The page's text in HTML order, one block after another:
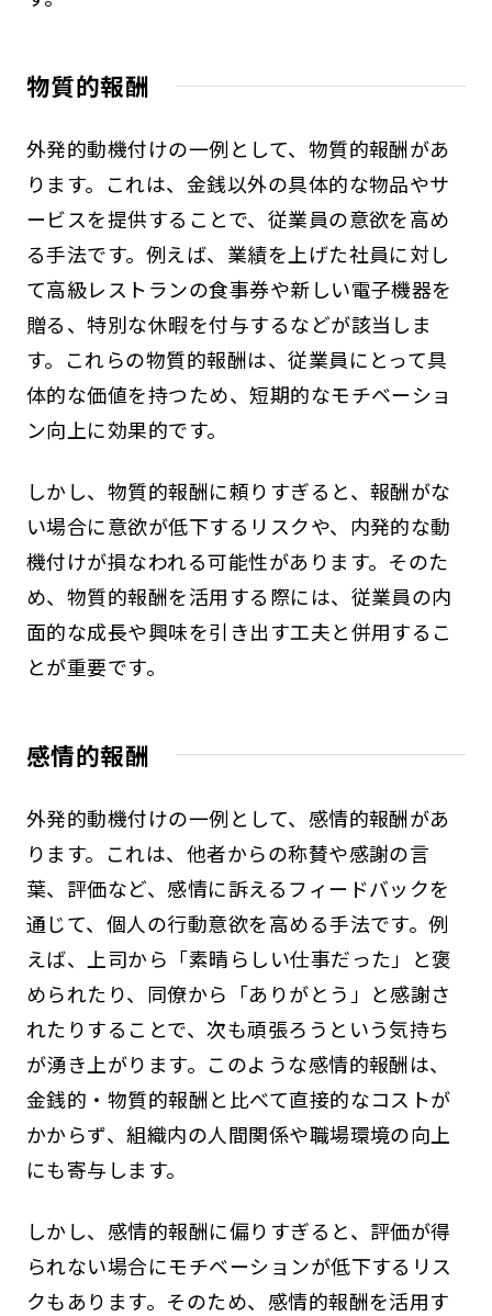
物質的報酬
外発的動機付けの一例として、物質的報酬があ
ります。これは、金銭以外の具体的な物品やサ
ービスを提供することで、従業員の意欲を高め
る手法です。例えば、業績を上げた社員に対し
て高級レストランの食事券や新しい電子機器を
贈る、特別な休暇を付与するなどが該当しま
す。これらの物質的報酬は、従業員にとって具
体的な価値を持つため、短期的なモチベーショ
ン向上に効果的です。
しかし、物質的報酬に頼りすぎると、報酬がな
い場合に意欲が低下するリスクや、内発的な動
機付けが損なわれる可能性があります。そのた
め、物質的報酬を活用する際には、従業員の内
面的な成長や興味を引き出す工夫と併用するこ
とが重要です。
感情的報酬
外発的動機付けの一例として、感情的報酬があ
ります。これは、他者からの称賛や感謝の言
葉、評価など、感情に訴えるフィードバックを
通じて、個人の行動意欲を高める手法です。例
えば、上司から「素晴らしい仕事だった」と褒
められたり、同僚から「ありがとう」と感謝さ
れたりすることで、次も頑張ろうという気持ち
が湧き上がります。このような感情的報酬は、
金銭的・物質的報酬と比べて直接的なコストが
かからず、組織内の人間関係や職場環境の向上
にも寄与します。
しかし、感情的報酬に偏りすぎると、評価が得
られない場合にモチベーションが低下するリス
クもあります。そのため、感情的報酬を活用す